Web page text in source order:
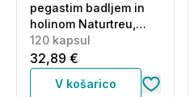
pegastim badljem in
holinom Naturtreu,
kapsule (120 kapsul)
120 kapsul
32,89 €
V košarico